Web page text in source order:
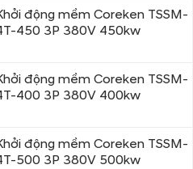
động mềm Coreken TSSM-
450 3P 380V 450kw
động mềm Coreken TSSM-
400 3P 380V 400kw
động mềm Coreken TSSM-
500 3P 380V 500kw